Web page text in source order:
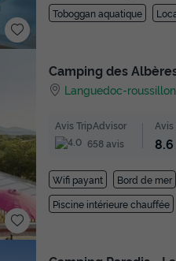
Toboggan aquatique
Camping des
Languedoc-roussillon
Avis TripAdvisor
658 avis
8.6
Wifi payant Bord de mer
Piscine intérieure chauffée